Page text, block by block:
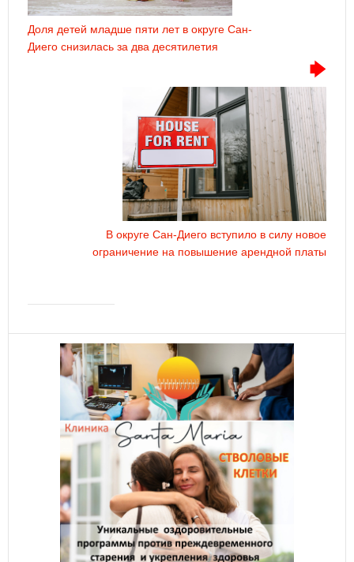
Доля детей младше пяти лет в округе Сан-
Диего снизилась за два десятилетия
В округе Сан-Диего вступило в силу новое
ограничение на повышение арендной платы